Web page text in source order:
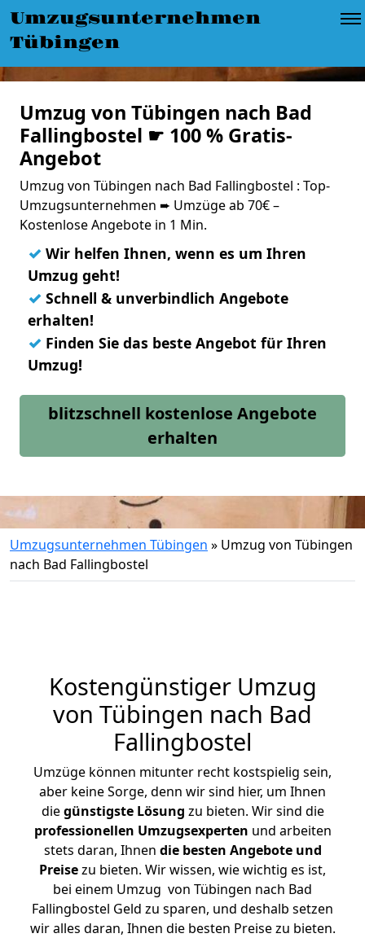
Umzugsunternehmen
Tübingen
Umzug von Tübingen nach Bad
Fallingbostel ☛ 100 % Gratis-
Angebot
Umzug von Tübingen nach Bad Fallingbostel : Top-
Umzugsunternehmen ➨ Umzüge ab 70€ –
Kostenlose Angebote in 1 Min.
✓ Wir helfen Ihnen, wenn es um Ihren
Umzug geht!
✓ Schnell & unverbindlich Angebote
erhalten!
✓ Finden Sie das beste Angebot für Ihren
Umzug!
blitzschnell kostenlose Angebote
erhalten
Umzugsunternehmen Tübingen » Umzug von Tübingen
nach Bad Fallingbostel
Kostengünstiger Umzug
von Tübingen nach Bad
Fallingbostel
Umzüge können mitunter recht kostspielig sein,
aber keine Sorge, denn wir sind hier, um Ihnen
diegünstigste Lösung zu bieten. Wir sind die
professionellen Umzugsexperten und arbeiten
stets daran, Ihnen die besten Angebote und
Preisezu bieten. Wir wissen, wie wichtig es ist,
bei einem Umzug von Tübingen nach Bad
Fallingbostel Geld zu sparen, und deshalb setzen
wir alles daran, Ihnen die besten Preise zu bieten.